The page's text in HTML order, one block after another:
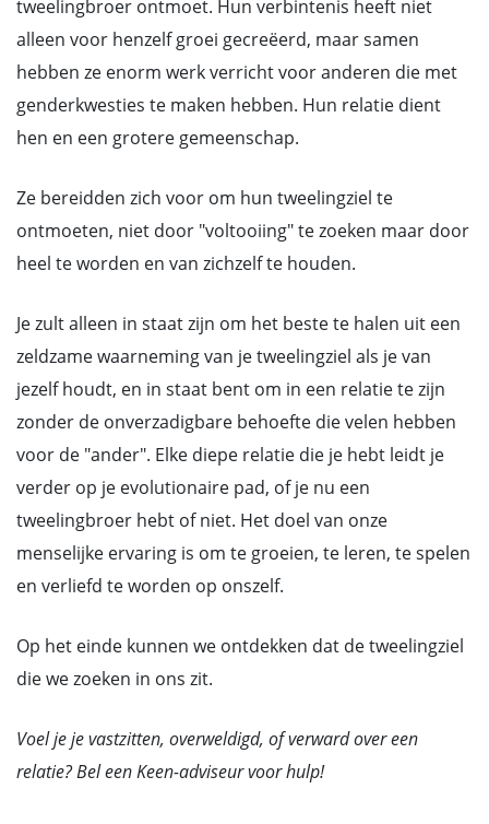
tweelingbroer ontmoet. Hun verbintenis heeft niet
alleen voor henzelf groei gecreëerd, maar samen
hebben ze enorm werk verricht voor anderen die met
genderkwesties te maken hebben. Hun relatie dient
hen en een grotere gemeenschap.
Ze bereidden zich voor om hun tweelingziel te
ontmoeten, niet door "voltooiing" te zoeken maar door
heel te worden en van zichzelf te houden.
Je zult alleen in staat zijn om het beste te halen uit een
zeldzame waarneming van je tweelingziel als je van
jezelf houdt, en in staat bent om in een relatie te zijn
zonder de onverzadigbare behoefte die velen hebben
voor de "ander". Elke diepe relatie die je hebt leidt je
verder op je evolutionaire pad, of je nu een
tweelingbroer hebt of niet. Het doel van onze
menselijke ervaring is om te groeien, te leren, te spelen
en verliefd te worden op onszelf.
Op het einde kunnen we ontdekken dat de tweelingziel
die we zoeken in ons zit.
Voel je je vastzitten, overweldigd, of verward over een
relatie? Bel een Keen-adviseur voor hulp!